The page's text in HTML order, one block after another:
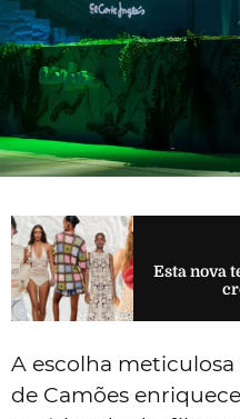
Esta nova
A escolha
de Camões